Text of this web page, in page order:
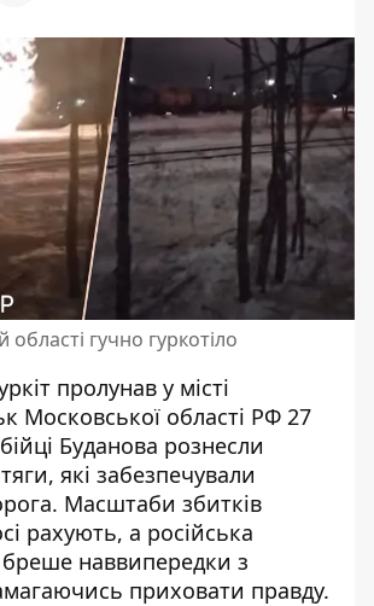
гучно гуркотіло
пролунав у місті
Московської області РФ 27
Буданова рознесли
які забезпечували
Масштаби збитків
рахують, а російська
наввипередки з
приховати правду.